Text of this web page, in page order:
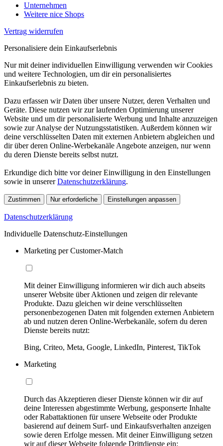
Unternehmen
Weitere nice Shops
Vertrag widerrufen
Personalisiere dein Einkaufserlebnis
Nur mit deiner individuellen Einwilligung verwenden wir Cookies
und weitere Technologien, um dir ein personalisiertes
Einkaufserlebnis zu bieten.
Dazu erfassen wir Daten über unsere Nutzer, deren Verhalten und
Geräte. Diese nutzen wir zur laufenden Optimierung unserer
Website und um dir personalisierte Werbung und Inhalte anzuzeigen
sowie zur Analyse der Nutzungsstatistiken. Außerdem können wir
deine verschlüsselten Daten mit externen Anbietern abgleichen und
dir über deren Online-Werbekanäle Angebote anzeigen, nur wenn
du deren Dienste bereits selbst nutzt.
Erkundige dich bitte vor deiner Einwilligung in den Einstellungen
sowie in unsererDatenschutzerklärung.
Zustimmen Nur erforderliche Einstellungen anpassen
Datenschutzerklärung
Individuelle Datenschutz-Einstellungen
Marketing per Customer-Match
Mit deiner Einwilligung informieren wir dich auch abseits
unserer Website über Aktionen und zeigen dir relevante
Produkte. Dazu gleichen wir deine verschlüsselten
personenbezogenen Daten mit folgenden externen Anbietern
ab und nutzen deren Online-Werbekanäle, sofern du deren
Dienste bereits nutzt:
Bing, Criteo, Meta, Google, LinkedIn, Pinterest, TikTok
Marketing
Durch das Akzeptieren dieser Dienste können wir dir auf
deine Interessen abgestimmte Werbung, gesponserte Inhalte
oder Rabattaktionen für unsere Webseite oder Produkte
basierend auf deinem Surf- und Einkaufsverhalten anzeigen
sowie deren Erfolge messen. Mit deiner Einwilligung setzen
wir auf dieser Webseite folgende Drittdienste ein: